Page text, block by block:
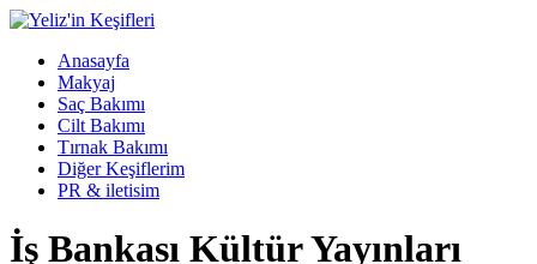
Anasayfa
Makyaj
Saç Bakımı
Cilt Bakımı
Tırnak Bakımı
Diğer Keşiflerim
PR & iletisim
İş Bankası Kültür Yayınları